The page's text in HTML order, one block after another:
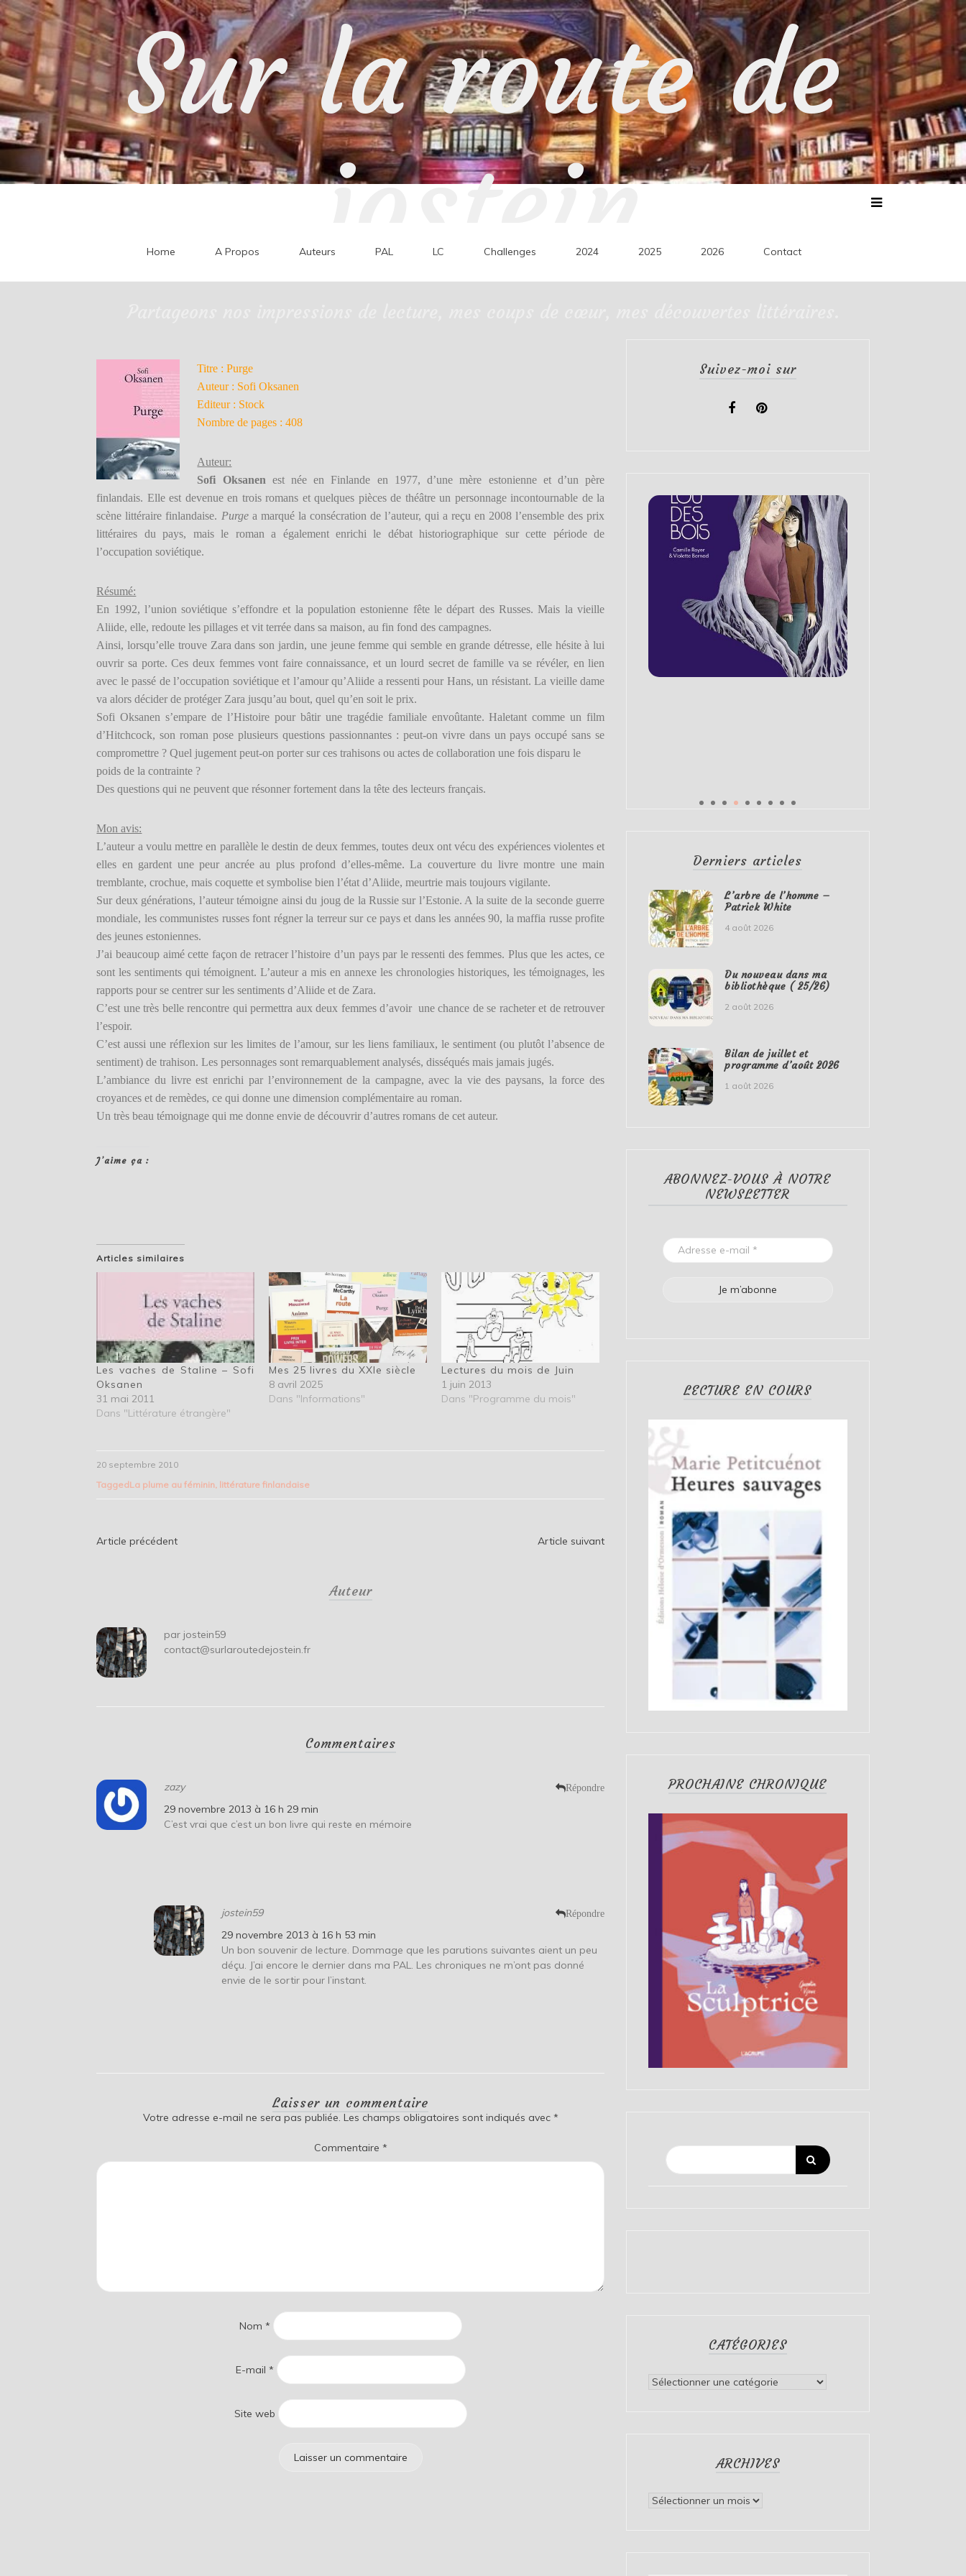
Skip
to
content
Sur la route de
jostein
Home A Propos Auteurs PAL LC Challenges 2024 2025 2026 Contact
Titre : Purge
Auteur : Sofi Oksanen
Editeur : Stock
Nombre de pages : 408
Auteur:
Sofi Oksanenest née en Finlande en 1977, d’une mère estonienne et d’un père
finlandais. Elle est devenue en trois romans et quelques pièces de théâtre un personnage incontournable de la
scène littéraire finlandaise. Purgea marqué la consécration de l’auteur, qui a reçu en 2008 l’ensemble des prix
littéraires du pays, mais le roman a également enrichi le débat historiographique sur cette période de
l’occupation soviétique.
Résumé:
En 1992, l’union soviétique s’effondre et la population estonienne fête le départ des Russes. Mais la vieille
Aliide, elle, redoute les pillages et vit terrée dans sa maison, au fin fond des campagnes.
Ainsi, lorsqu’elle trouve Zara dans son jardin, une jeune femme qui semble en grande détresse, elle hésite à lui
ouvrir sa porte. Ces deux femmes vont faire connaissance, et un lourd secret de famille va se révéler, en lien
avec le passé de l’occupation soviétique et l’amour qu’Aliide a ressenti pour Hans, un résistant. La vieille dame
va alors décider de protéger Zara jusqu’au bout, quel qu’en soit le prix.
Sofi Oksanen s’empare de l’Histoire pour bâtir une tragédie familiale envoûtante. Haletant comme un film
d’Hitchcock, son roman pose plusieurs questions passionnantes : peut-on vivre dans un pays occupé sans se
compromettre ? Quel jugement peut-on porter sur ces trahisons ou actes de collaboration une fois disparu le
poids de la contrainte ?
Des questions qui ne peuvent que résonner fortement dans la tête des lecteurs français.
Mon avis:
L’auteur a voulu mettre en parallèle le destin de deux femmes, toutes deux ont vécu des expériences violentes et
elles en gardent une peur ancrée au plus profond d’elles-même. La couverture du livre montre une main
tremblante, crochue, mais coquette et symbolise bien l’état d’Aliide, meurtrie mais toujours vigilante.
Sur deux générations, l’auteur témoigne ainsi du joug de la Russie sur l’Estonie. A la suite de la seconde guerre
mondiale, les communistes russes font régner la terreur sur ce pays et dans les années 90, la maffia russe profite
des jeunes estoniennes.
J’ai beaucoup aimé cette façon de retracer l’histoire d’un pays par le ressenti des femmes. Plus que les actes, ce
sont les sentiments qui témoignent. L’auteur a mis en annexe les chronologies historiques, les témoignages, les
rapports pour se centrer sur les sentiments d’Aliide et de Zara.
C’est une très belle rencontre qui permettra aux deux femmes d’avoir une chance de se racheter et de retrouver
l’espoir.
C’est aussi une réflexion sur les limites de l’amour, sur les liens familiaux, le sentiment (ou plutôt l’absence de
sentiment) de trahison. Les personnages sont remarquablement analysés, disséqués mais jamais jugés.
L’ambiance du livre est enrichi par l’environnement de la campagne, avec la vie des paysans, la force des
croyances et de remèdes, ce qui donne une dimension complémentaire au roman.
Un très beau témoignage qui me donne envie de découvrir d’autres romans de cet auteur.
J’aime ça :
Articles similaires
Les vaches de Staline – Sofi
Oksanen
31 mai 2011
Dans "Littérature étrangère"
Mes 25 livres du XXIe siècle
8 avril 2025
Dans "Informations"
Lectures du mois de Juin
1 juin 2013
Dans "Programme du mois"
20 septembre 2010
TaggedLa plume au féminin, littérature finlandaise
Navigation
Article précédent Article suivant
Auteur
par jostein59
contact@surlaroutedejostein.fr
Commentaires
zazy Répondre
29 novembre 2013 à 16 h 29 min
C’est vrai que c’est un bon livre qui reste en mémoire
jostein59 Répondre
29 novembre 2013 à 16 h 53 min
Un bon souvenir de lecture. Dommage que les parutions suivantes aient un peu
déçu. J’ai encore le dernier dans ma PAL. Les chroniques ne m’ont pas donné
envie de le sortir pour l’instant.
Laisser un commentaire
Votre adresse e-mail ne sera pas publiée. Les champs obligatoires sont indiqués avec *
Commentaire *
Nom *
E-mail *
Site web
Suivez-moi sur
Derniers articles
L’arbre de l’homme –
Patrick White
4 août 2026
Du nouveau dans ma
bibliothèque ( 25/26)
2 août 2026
Bilan de juillet et
programme d’août 2026
1 août 2026
ABONNEZ-VOUS À NOTRE
NEWSLETTER
LECTURE EN COURS
PROCHAINE CHRONIQUE
CATÉGORIES
Catégories
ARCHIVES
Archives